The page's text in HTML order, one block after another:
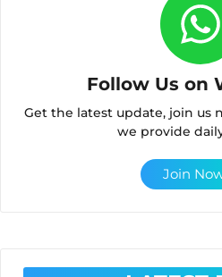
Follow Us on
Get the latest update, join us
we provide
Join